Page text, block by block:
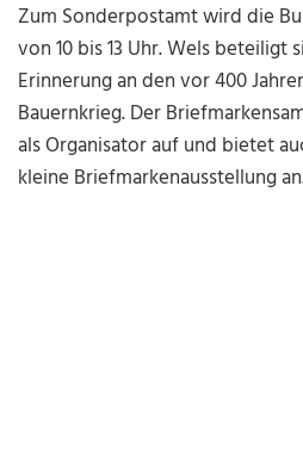
Zum Sonderpostamt wird die
von 10 bis 13 Uhr. Wels beteiligt
Erinnerung an den vor 400
Bauernkrieg. Der
als Organisator auf und bietet
kleine Briefmarkenausstellung